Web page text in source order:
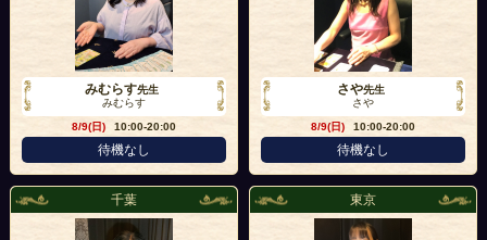
みむらす先生
みむらす
8/9(日)
10:00-20:00
待機なし
さや先生
さや
8/9(日)
10:00-20:00
待機なし
千葉 東京